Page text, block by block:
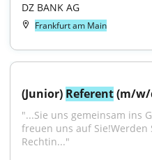
DZ BANK AG
Frankfurt am Main
(Junior) Referent (m/w/
"...Sie uns gemeinsam ins
freuen uns auf Sie!Werden
Rechtin..."